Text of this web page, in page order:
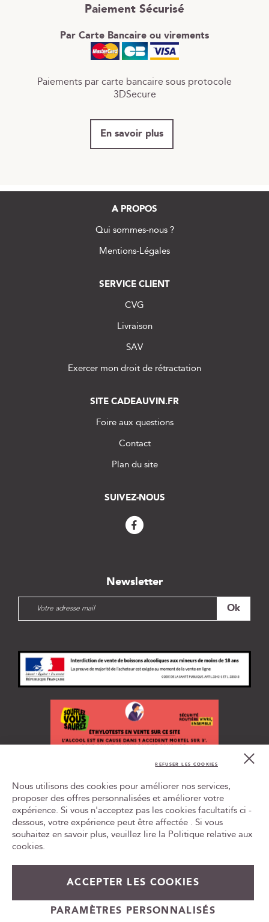
En rupture de stock
+
-
Paiement Sécurisé
Par Carte Bancaire ou virements
Paiements par carte bancaire sous protocole
3DSecure
En savoir plus
A PROPOS
Qui sommes-nous ?
Mentions-Légales
SERVICE CLIENT
CVG
Livraison
SAV
Exercer mon droit de rétractation
SITE CADEAUVIN.FR
Foire aux questions
Contact
Plan du site
SUIVEZ-NOUS
Newsletter
I
r
t
n
r
e
n
e
w
s
e
e
Ok
CONSOMMER AVEC MODÉRATION
Cadeauvin.fr - © Copyright 2024 - Tous droits réservés
Nous utilisons des cookies pour améliorer nos services,
proposer des offres personnalisées et améliorer votre
expérience. Si vous n'acceptez pas les cookies facultatifs ci -
dessous, votre expérience peut être affectée . Si vous
souhaitez en savoir plus, veuillez lire la Politique relative aux
cookies.
ACCEPTER LES COOKIES
PARAMÈTRES PERSONNALISÉS
REFUSER LES COOKIES